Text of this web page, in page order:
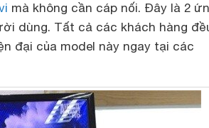
mà không cần cáp nối. Đây là 2
dùng. Tất cả các khách hàng
đại của model này ngay tại các